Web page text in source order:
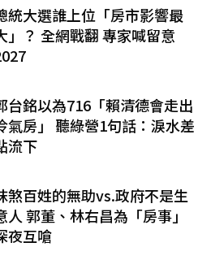
統大選誰上位「房市影響最
」？ 全網戰翻 專家喊留意
台銘以為716「賴清德會走出
氣房」 聽綠營1句話：淚水差
流下
煞百姓的無助vs.政府不是生
人 郭董、林右昌為「房事」
夜互嗆